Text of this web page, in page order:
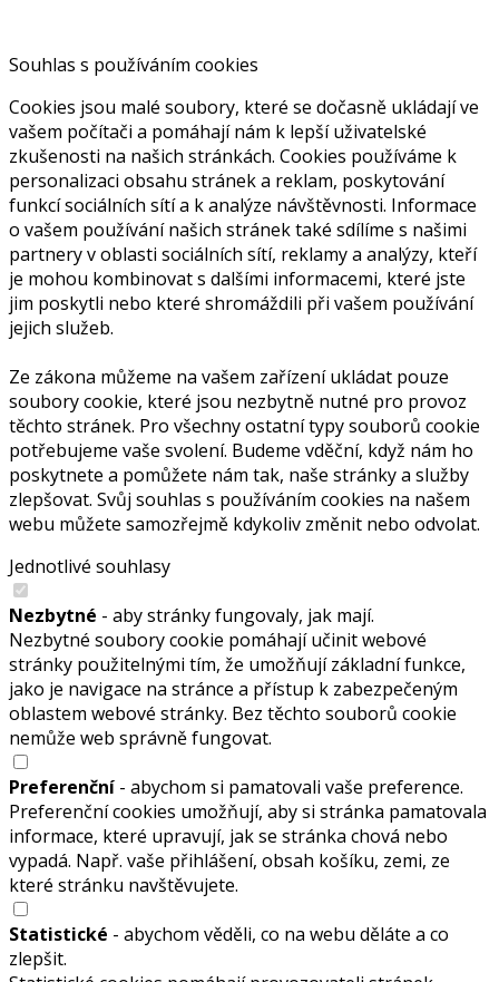
Souhlas s používáním cookies
Cookies jsou malé soubory, které se dočasně ukládají ve
vašem počítači a pomáhají nám k lepší uživatelské
zkušenosti na našich stránkách. Cookies používáme k
personalizaci obsahu stránek a reklam, poskytování
funkcí sociálních sítí a k analýze návštěvnosti. Informace
o vašem používání našich stránek také sdílíme s našimi
partnery v oblasti sociálních sítí, reklamy a analýzy, kteří
je mohou kombinovat s dalšími informacemi, které jste
jim poskytli nebo které shromáždili při vašem používání
jejich služeb.
Ze zákona můžeme na vašem zařízení ukládat pouze
soubory cookie, které jsou nezbytně nutné pro provoz
těchto stránek. Pro všechny ostatní typy souborů cookie
potřebujeme vaše svolení. Budeme vděční, když nám ho
poskytnete a pomůžete nám tak, naše stránky a služby
zlepšovat. Svůj souhlas s používáním cookies na našem
webu můžete samozřejmě kdykoliv změnit nebo odvolat.
Jednotlivé souhlasy
Nezbytné - aby stránky fungovaly, jak mají.
Nezbytné soubory cookie pomáhají učinit webové
stránky použitelnými tím, že umožňují základní funkce,
jako je navigace na stránce a přístup k zabezpečeným
oblastem webové stránky. Bez těchto souborů cookie
nemůže web správně fungovat.
Preferenční - abychom si pamatovali vaše preference.
Preferenční cookies umožňují, aby si stránka pamatovala
informace, které upravují, jak se stránka chová nebo
vypadá. Např. vaše přihlášení, obsah košíku, zemi, ze
které stránku navštěvujete.
Statistické - abychom věděli, co na webu děláte a co
zlepšit.